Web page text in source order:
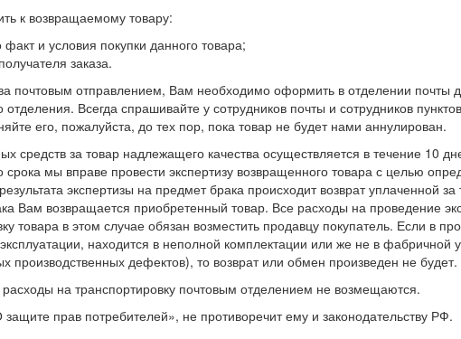
к возвращаемому товару:
и условия покупки данного товара;
заказа.
почтовым отправлением, Вам необходимо оформить в отделении
Всегда спрашивайте у сотрудников почты и сотрудников
его, пожалуйста, до тех пор, пока товар не будет нами аннулирован.
средств за товар надлежащего качества осуществляется в течение 10
мы вправе провести экспертизу возвращенного товара с целью
экспертизы на предмет брака происходит возврат
Вам возвращается приобретенный товар. Все расходы на проведение
товара в этом случае обязан возместить продавцу покупатель. Если в
находится в неполной комплектации или же не в фабричной
дефектов), то возврат или обмен произведен не будет.
на транспортировку почтовым отделением не возмещаются.
прав потребителей», не противоречит ему и законодательству РФ.